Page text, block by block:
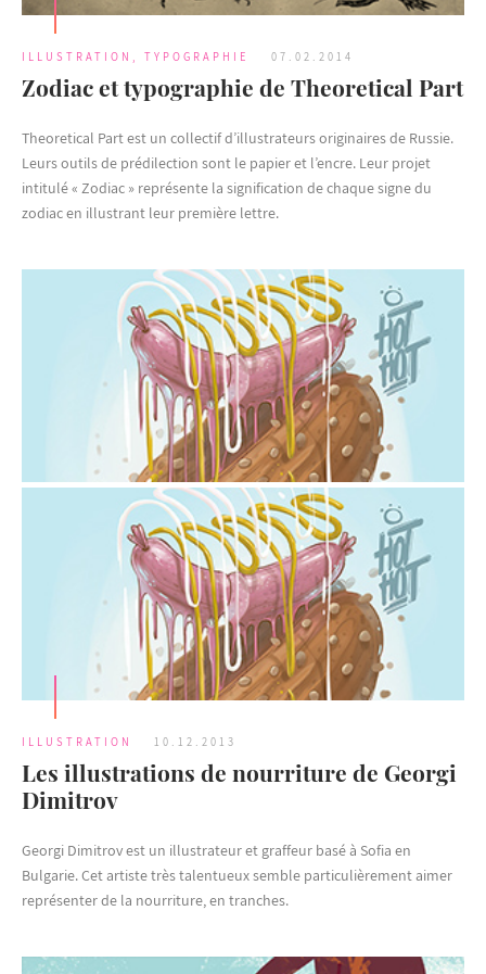
ILLUSTRATION , TYPOGRAPHIE 07.02.2014
Zodiac et typographie de Theoretical Part
Theoretical Part est un collectif d’illustrateurs originaires de Russie.
Leurs outils de prédilection sont le papier et l’encre. Leur projet
intitulé « Zodiac » représente la signification de chaque signe du
zodiac en illustrant leur première lettre.
ILLUSTRATION 10.12.2013
Les illustrations de nourriture de Georgi
Dimitrov
Georgi Dimitrov est un illustrateur et graffeur basé à Sofia en
Bulgarie. Cet artiste très talentueux semble particulièrement aimer
représenter de la nourriture, en tranches.